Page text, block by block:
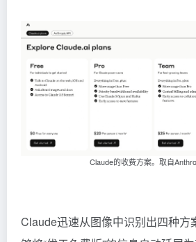
Claude的收费方案。取自
Claude迅速从图像中识别出四种方